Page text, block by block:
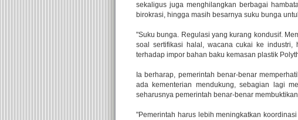
sekaligus juga menghilangkan berbagai
birokrasi, hingga masih besarnya suku bunga
"Suku bunga. Regulasi yang kurang kondusif.
soal sertifikasi halal, wacana cukai ke industri,
terhadap impor bahan baku kemasan plastik
Ia berharap, pemerintah benar-benar
ada kementerian mendukung, sebagian lagi
seharusnya pemerintah benar-benar
"Pemerintah harus lebih meningkatkan